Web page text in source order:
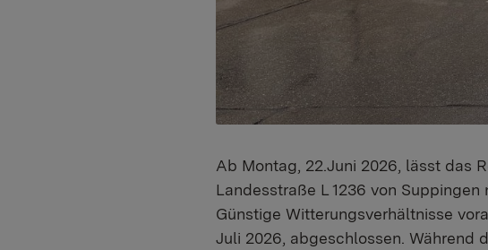
Ab Montag, 22.Juni 2026, lässt das
Landesstraße L 1236 von
Günstige Witterungsverhältnisse
Juli 2026, abgeschlossen. Während